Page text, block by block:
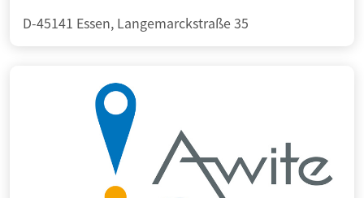
D-45141 Essen, Langemarckstraße 35